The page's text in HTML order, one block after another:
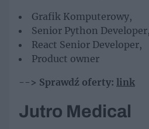
Grafik Komputerowy,
Senior Python Developer,
React Senior Developer,
Product owner
--> Sprawdź oferty: link
Jutro Medical